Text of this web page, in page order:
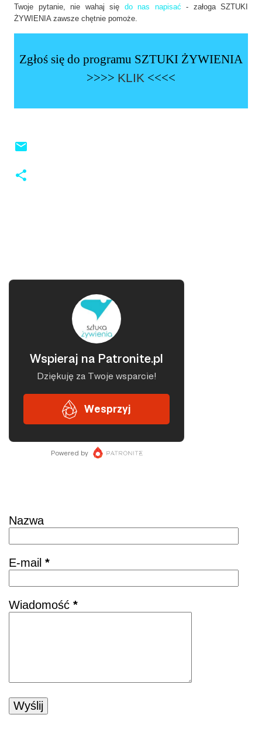
Twoje pytanie, nie wahaj się do nas napisać - załoga SZTUKI
ŻYWIENIA zawsze chętnie pomoże.
Zgłoś się do programu SZTUKI ŻYWIENIA
>>>> KLIK <<<<
Nazwa
E-mail *
Wiadomość *